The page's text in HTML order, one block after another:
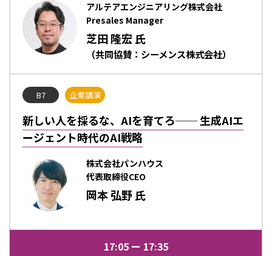
アルテアエンジニアリング株式会社
Presales Manager
芝田 隆宏 氏
（共同協賛：シーメンス株式会社）
B7 企業講演
新しい人を採るな、AIを育てろ── 生成AIエ
ージェント時代のAI戦略
株式会社パンハウス
代表取締役CEO
岡本 弘野 氏
17:05 17:35